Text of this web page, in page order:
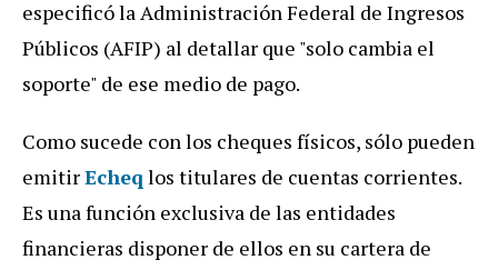
especificó la Administración Federal de Ingresos
Públicos (AFIP) al detallar que "solo cambia el
soporte" de ese medio de pago.
Como sucede con los cheques físicos, sólo pueden
emitirEcheq los titulares de cuentas corrientes.
Es una función exclusiva de las entidades
financieras disponer de ellos en su cartera de